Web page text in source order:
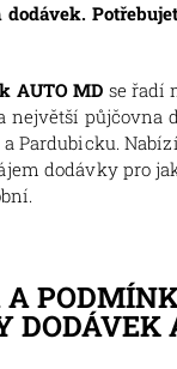
AUTO MD se řadí
největší půjčovna
Pardubicku.
dodávky pro
A
DODÁVEK